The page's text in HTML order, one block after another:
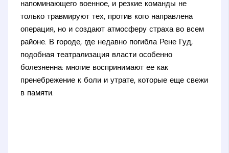
напоминающего военное, и резкие команды не
только травмируют тех, против кого направлена
операция, но и создают атмосферу страха во всем
районе. В городе, где недавно погибла Рене Гуд,
подобная театрализация власти особенно
болезненна: многие воспринимают ее как
пренебрежение к боли и утрате, которые еще свежи
в памяти.